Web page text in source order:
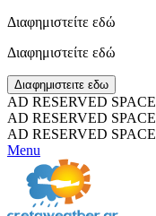
Διαφημιστείτε εδώ
Διαφημιστείτε εδώ
Διαφημιστειτε εδω
AD RESERVED SPACE
AD RESERVED SPACE
AD RESERVED SPACE
Menu